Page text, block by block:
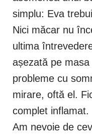
simplu: Eva
Nici măcar nu
ultima
așezată pe
probleme cu
mirare, oftă el.
complet
Am nevoie de